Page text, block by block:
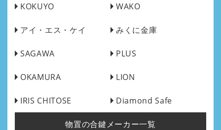
KOKUYO WAKO
アイ・エス・ケイ みくに金庫
SAGAWA PLUS
OKAMURA LION
IRIS CHITOSE Diamond Safe
物置の合鍵メーカー一覧